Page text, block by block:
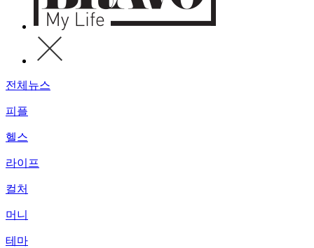
전체뉴스
피플
헬스
라이프
컬처
머니
테마